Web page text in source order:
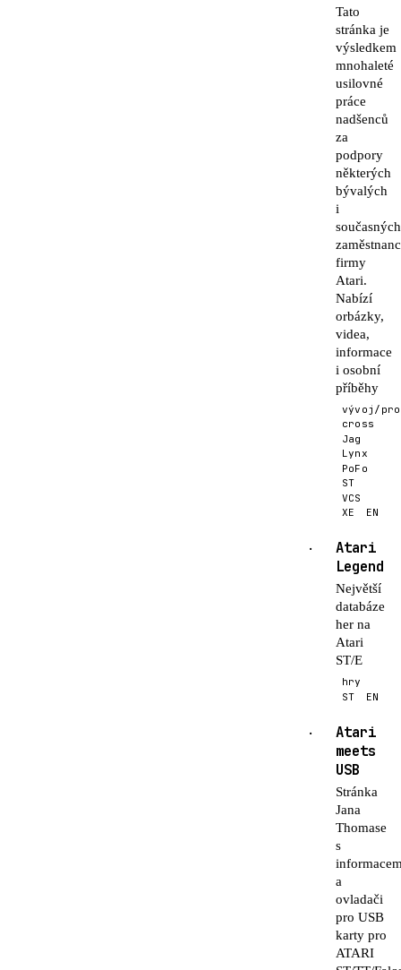
Tato
stránka je
výsledkem
mnohaleté
usilovné
práce
nadšenců
za
podpory
některých
bývalých
i
současných
firmy
Atari.
Nabízí
orbázky,
videa,
informace
i osobní
příběhy
vývoj/
cross
Jag
Lynx
PoFo
ST
VCS
XE
EN
·
Atari
Legend
Největší
databáze
her na
Atari
ST/E
hry
ST
EN
·
Atari
meets
USB
Stránka
Jana
Thomase
s
a
ovladači
pro USB
karty pro
ATARI